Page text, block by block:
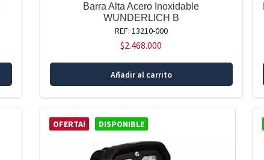
Este
producto
tiene
múltiples
Barra Alta Acero Inoxidable
WUNDERLICH B
REF: 13210-000
$2.468.000
Añadir al carrito
OFERTA! DISPONIBLE